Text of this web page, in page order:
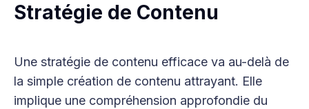
Stratégie de Contenu
Une stratégie de contenu efficace va au-delà de
la simple création de contenu attrayant. Elle
implique une compréhension approfondie du